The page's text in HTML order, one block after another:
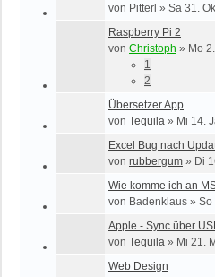
von Pitterl » Sa 31.
Raspberry Pi 2
von Christoph » Mo
1
2
Übersetzer App
von Tequila » Mi 14.
Excel Bug nach
von rubbergum » Di
Wie komme ich an
von Badenklaus » So
Apple - Sync über
von Tequila » Mi 21.
Web Design